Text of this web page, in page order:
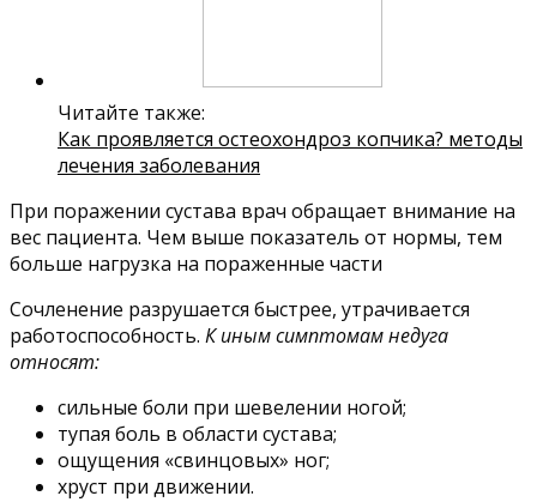
Читайте также:
Как проявляется остеохондроз копчика? методы
лечения заболевания
При поражении сустава врач обращает внимание на
вес пациента. Чем выше показатель от нормы, тем
больше нагрузка на пораженные части
Сочленение разрушается быстрее, утрачивается
работоспособность. К иным симптомам недуга
относят:
сильные боли при шевелении ногой;
тупая боль в области сустава;
ощущения «свинцовых» ног;
хруст при движении.